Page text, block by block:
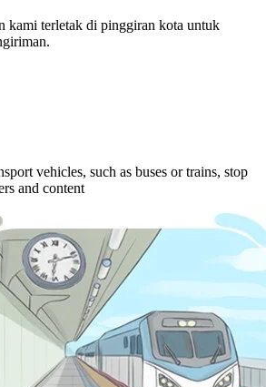
kami terletak di pinggiran kota untuk
vehicles, such as buses or trains, stop
and content